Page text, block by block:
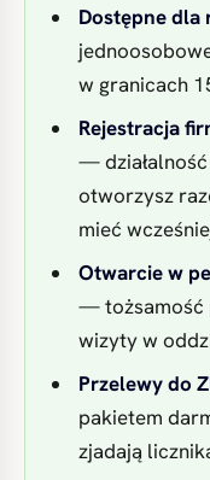
Dostępne
w granicach
Rejestracja
—
otworzysz
mieć
Otwarcie w
— tożsamość
wizyty w
Przelewy do
pakietem
zjadają